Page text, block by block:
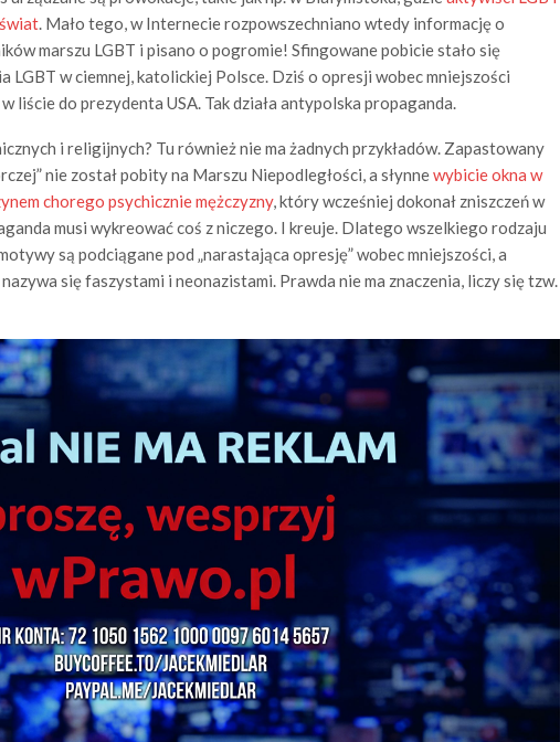
. Mało tego, w Internecie rozpowszechniano wtedy informację o
marszu LGBT i pisano o pogromie! Sfingowane pobicie stało się
LGBT w ciemnej, katolickiej Polsce. Dziś o opresji wobec mniejszości
liście do prezydenta USA. Tak działa antypolska propaganda.
i religijnych? Tu również nie ma żadnych przykładów. Zapastowany
nie został pobity na Marszu Niepodległości, a słynnewybicie okna w
chorego psychicznie mężczyzny, który wcześniej dokonał zniszczeń w
musi wykreować coś z niczego. I kreuje. Dlatego wszelkiego rodzaju
są podciągane pod „narastająca opresję” wobec mniejszości, a
się faszystami i neonazistami. Prawda nie ma znaczenia, liczy się tzw.